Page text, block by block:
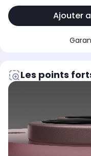
Ajouter
Les points